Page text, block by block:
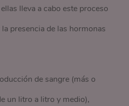
lleva a cabo este proceso
presencia de las hormonas
de sangre (más o
un litro a litro y medio),